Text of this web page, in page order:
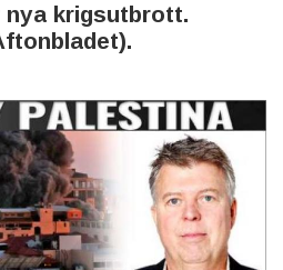
nya krigsutbrott.